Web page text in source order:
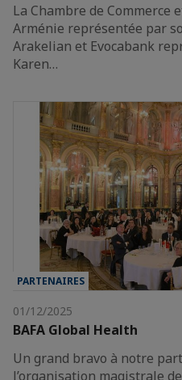
La Chambre de Commerce
Arménie représentée par
Arakelian et Evocabank
Karen…
PARTENAIRES
01/12/2025
BAFA Global Health
Un grand bravo à notre
l’organisation magistrale